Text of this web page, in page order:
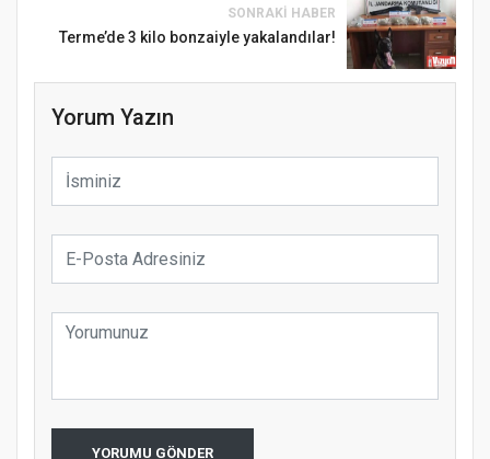
SONRAKI HABER
Terme’de 3 kilo bonzaiyle yakalandılar!
Yorum Yazın
YORUMU GÖNDER